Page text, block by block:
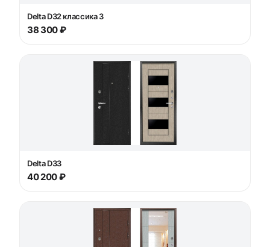
Delta D32 классика 3
38 300 ₽
Delta D33
40 200 ₽